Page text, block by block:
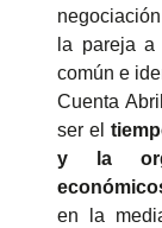
la pareja
común e
Cuenta
ser el
y la
en la